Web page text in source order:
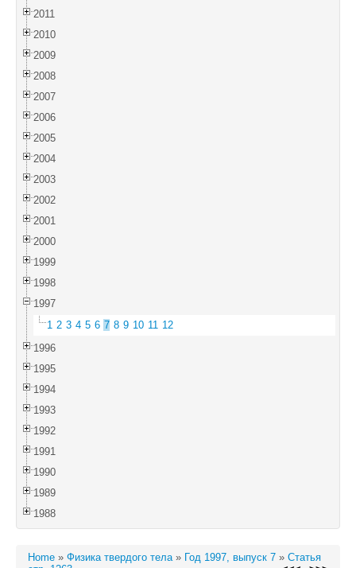
2011
2010
2009
2008
2007
2006
2005
2004
2003
2002
2001
2000
1999
1998
1997
1 2 3 4 5 6 7 8 9 10 11 12
1996
1995
1994
1993
1992
1991
1990
1989
1988
Home » Физика твердого тела» Год 1997, выпуск 7 » Статья